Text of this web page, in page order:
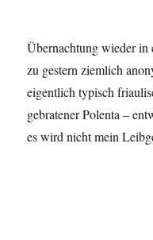
Übernachtung wieder
zu gestern ziemlich
eigentlich typisch
gebratener Polenta –
es wird nicht mein